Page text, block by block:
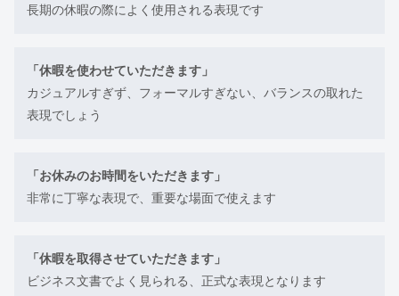
長期の休暇の際によく使用される表現です
「休暇を使わせていただきます」
カジュアルすぎず、フォーマルすぎない、バランスの取れた
表現でしょう
「お休みのお時間をいただきます」
非常に丁寧な表現で、重要な場面で使えます
「休暇を取得させていただきます」
ビジネス文書でよく見られる、正式な表現となります